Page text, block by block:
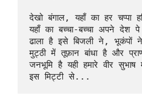
देखो बंगाल, यहाँ का हर चप्पा
यहाँ का बच्चा-बच्चा अपने देश
ढाला है इसे बिजली ने, भूकंपों
मुट्ठी में तूफ़ान बांधा है और
जनभूमि है यही हमारे वीर